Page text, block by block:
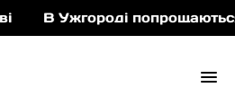
В Ужгороді попрощаються із